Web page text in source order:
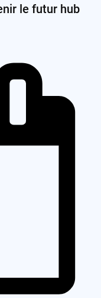
le futur hub